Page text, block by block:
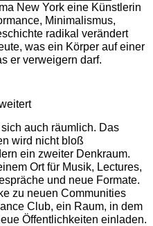
New York eine Künstlerin
Minimalismus,
radikal verändert
was ein Körper auf einer
er verweigern darf.
auch räumlich. Das
wird nicht bloß
ein zweiter Denkraum.
Ort für Musik, Lectures,
und neue Formate.
zu neuen Communities
Club, ein Raum, in dem
Öffentlichkeiten einladen.